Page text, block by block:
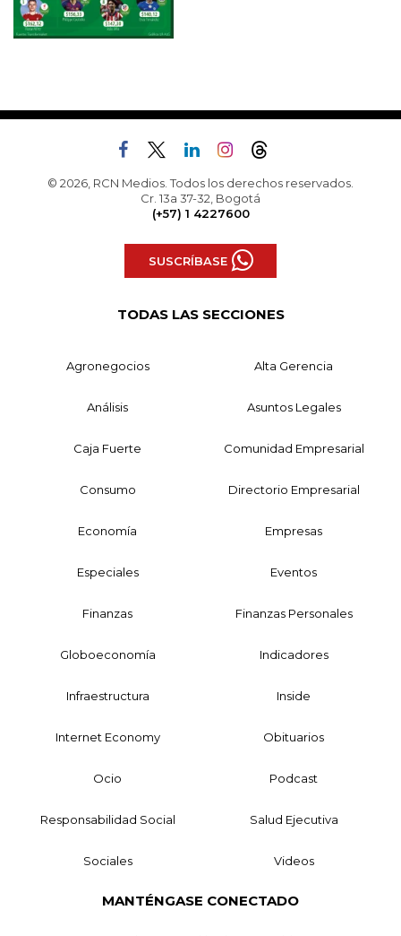
© 2026, RCN Medios. Todos los derechos reservados.
Cr. 13a 37-32, Bogotá
(+57) 1 4227600
SUSCRÍBASE
TODAS LAS SECCIONES
Agronegocios Alta Gerencia
Análisis Asuntos Legales
Caja Fuerte Comunidad Empresarial
Consumo Directorio Empresarial
Economía Empresas
Especiales Eventos
Finanzas Finanzas Personales
Globoeconomía Indicadores
Infraestructura Inside
Internet Economy Obituarios
Ocio Podcast
Responsabilidad Social Salud Ejecutiva
Sociales Videos
MANTÉNGASE CONECTADO